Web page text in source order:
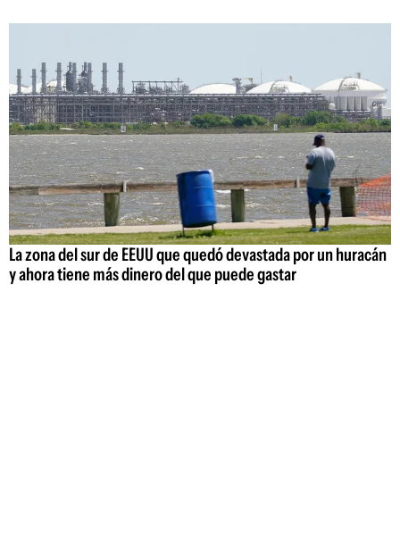
La zona del sur de EEUU que quedó devastada por un huracán
y ahora tiene más dinero del que puede gastar